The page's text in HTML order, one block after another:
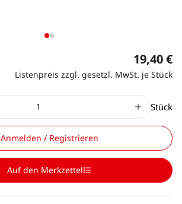
19,40 €
Listenpreis zzgl. gesetzl. MwSt. je Stück
Stück
Anmelden / Registrieren
Auf den Merkzettel